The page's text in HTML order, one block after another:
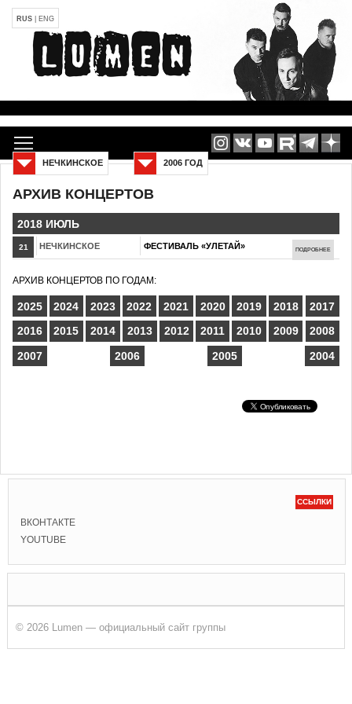
RUS ENG
АРХИВ КОНЦЕРТОВ
2006 ГОД
НЕЧКИНСКОЕ
2018 ИЮЛЬ
21 НЕЧКИНСКОЕ ФЕСТИВАЛЬ «УЛЕТАЙ» ПОДРОБНЕЕ
АРХИВ КОНЦЕРТОВ ПО ГОДАМ:
2025 2024 2023 2022 2021 2020 2019 2018
2017
2016
2015 2014 2013 2012 2011 2010 2009
2008
2007
2006 2005 2004
ССЫЛКИ
ВКОНТАКТЕ
YOUTUBE
© 2026 Lumen — официальный сайт группы